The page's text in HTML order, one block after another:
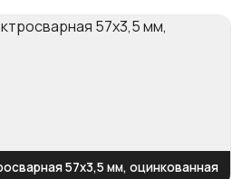
57x3,5 мм, оцинкованная